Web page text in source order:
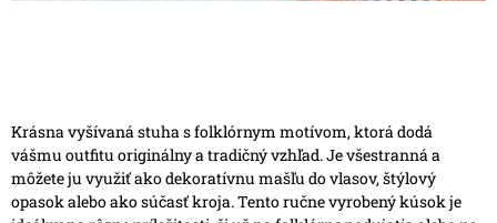
Krásna vyšívaná stuha s folklórnym motívom, ktorá dodá
vášmu outfitu originálny a tradičný vzhľad. Je všestranná a
môžete ju využiť ako dekoratívnu mašľu do vlasov, štýlový
opasok alebo ako súčasť kroja. Tento ručne vyrobený kúsok je